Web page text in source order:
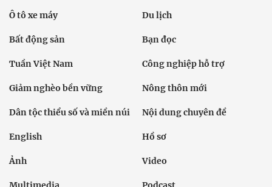
Ô tô xe máy Du lịch
Bất động sản Bạn đọc
Tuần Việt Nam Công nghiệp hỗ trợ
Giảm nghèo bền vững Nông thôn mới
Dân tộc thiểu số và miền núi Nội dung chuyên đề
English Hồ sơ
Ảnh Video